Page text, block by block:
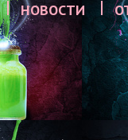
НОВОСТИ